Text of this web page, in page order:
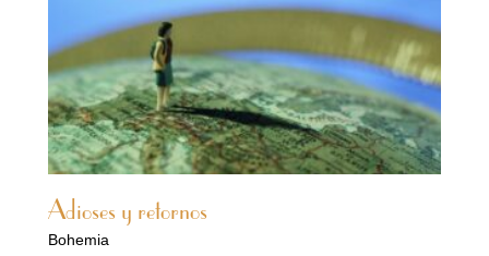
Adioses y retornos
Bohemia